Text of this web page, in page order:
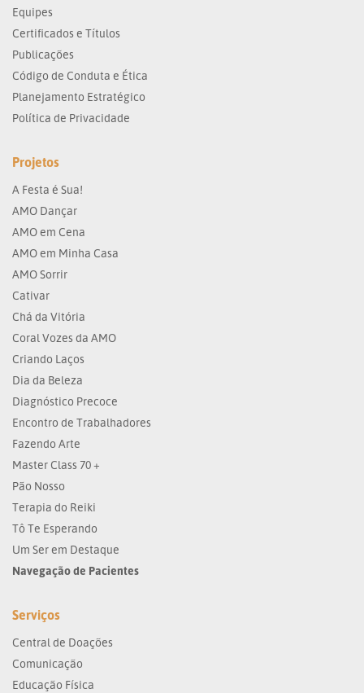
Equipes
Certificados e Títulos
Publicações
Código de Conduta e Ética
Planejamento Estratégico
Política de Privacidade
Projetos
A Festa é Sua!
AMO Dançar
AMO em Cena
AMO em Minha Casa
AMO Sorrir
Cativar
Chá da Vitória
Coral Vozes da AMO
Criando Laços
Dia da Beleza
Diagnóstico Precoce
Encontro de Trabalhadores
Fazendo Arte
Master Class 70 +
Pão Nosso
Terapia do Reiki
Tô Te Esperando
Um Ser em Destaque
Navegação de Pacientes
Serviços
Central de Doações
Comunicação
Educação Física